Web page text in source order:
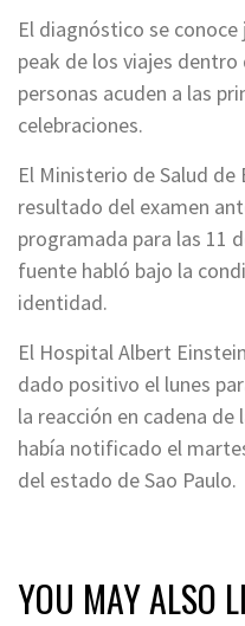
El diagnóstico se
peak de los viajes
personas acuden a las
celebraciones.
El Ministerio de Salud
resultado del examen
programada para las 11
fuente habló bajo la
identidad.
El Hospital Albert
dado positivo el lunes
la reacción en cadena de
había notificado el
del estado de Sao Paulo.
YOU MAY ALSO